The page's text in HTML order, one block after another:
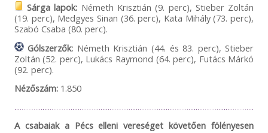
Sárga lapok: Németh Krisztián (9. perc), Stieber Zoltán
(19. perc), Medgyes Sinan (36. perc), Kata Mihály (73. perc),
Szabó Csaba (80. perc).
Gólszerzők: Németh Krisztián (44. és 83. perc), Stieber
Zoltán (52. perc), Lukács Raymond (64. perc), Futács Márkó
(92. perc).
Nézőszám:1.850
A csabaiak a Pécs elleni vereséget követően fölényesen